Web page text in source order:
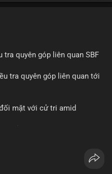
tra quyên góp liên quan SBF
tra quyên góp liên quan tới
mặt với cử tri amid
ngay lập tức.